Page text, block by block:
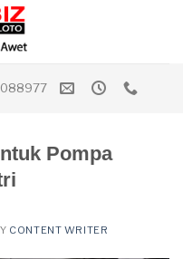
Pompa
CONTENT WRITER